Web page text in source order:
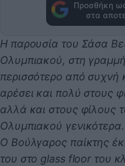
Προσθήκη
στα
Η παρουσία του Σάσα
Ολυμπιακού, στη
περισσότερο από συχνή
αρέσει και πολύ στους
αλλά και στους φίλους
Ολυμπιακού γενικότερα.
Ο Βούλγαρος παίκτης
του στο glass floor του